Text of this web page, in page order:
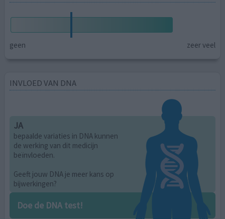
geen zeer veel
INVLOED VAN DNA
JA
bepaalde variaties in DNA kunnen
de werking van dit medicijn
beïnvloeden.
Geeft jouw DNA je meer kans op
bijwerkingen?
Doe de DNA test!